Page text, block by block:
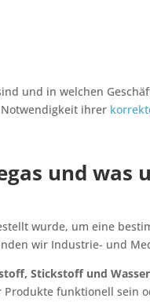
und in welchen
ihrer
und was
wurde, um eine
wir Industrie- und
Stickstoff und
funktionell sein